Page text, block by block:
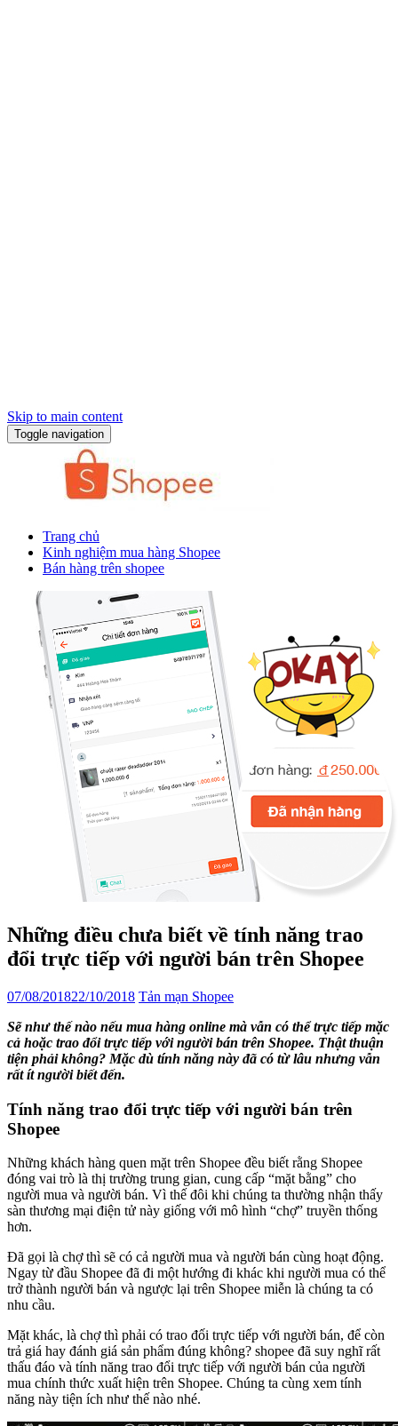
Skip to main content
Toggle navigation
Trang chủ
Kinh nghiệm mua hàng Shopee
Bán hàng trên shopee
Những điều chưa biết về tính năng trao
đổi trực tiếp với người bán trên Shopee
07/08/201822/10/2018 Tản mạn Shopee
Sẽ như thế nào nếu mua hàng online mà vẫn có thể trực tiếp mặc
cả hoặc trao đổi trực tiếp với người bán trên Shopee. Thật thuận
tiện phải không? Mặc dù tính năng này đã có từ lâu nhưng vẫn
rất ít người biết đến.
Tính năng trao đổi trực tiếp với người bán trên
Shopee
Những khách hàng quen mặt trên Shopee đều biết rằng Shopee
đóng vai trò là thị trường trung gian, cung cấp “mặt bằng” cho
người mua và người bán. Vì thế đôi khi chúng ta thường nhận thấy
sàn thương mại điện tử này giống với mô hình “chợ” truyền thống
hơn.
Đã gọi là chợ thì sẽ có cả người mua và người bán cùng hoạt động.
Ngay từ đầu Shopee đã đi một hướng đi khác khi người mua có thể
trở thành người bán và ngược lại trên Shopee miễn là chúng ta có
nhu cầu.
Mặt khác, là chợ thì phải có trao đối trực tiếp với người bán, để còn
trả giá hay đánh giá sản phẩm đúng không? shopee đã suy nghĩ rất
thấu đáo và tính năng trao đổi trực tiếp với người bán của người
mua chính thức xuất hiện trên Shopee. Chúng ta cùng xem tính
năng này tiện ích như thế nào nhé.